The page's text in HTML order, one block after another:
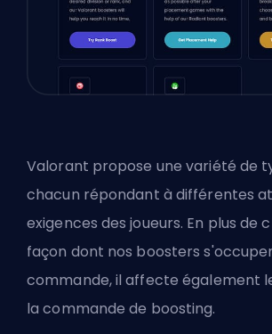
Valorant propose une variété de
chacun répondant à différentes
exigences des joueurs. En plus de
façon dont nos boosters
commande, il affecte également
la commande de boosting.